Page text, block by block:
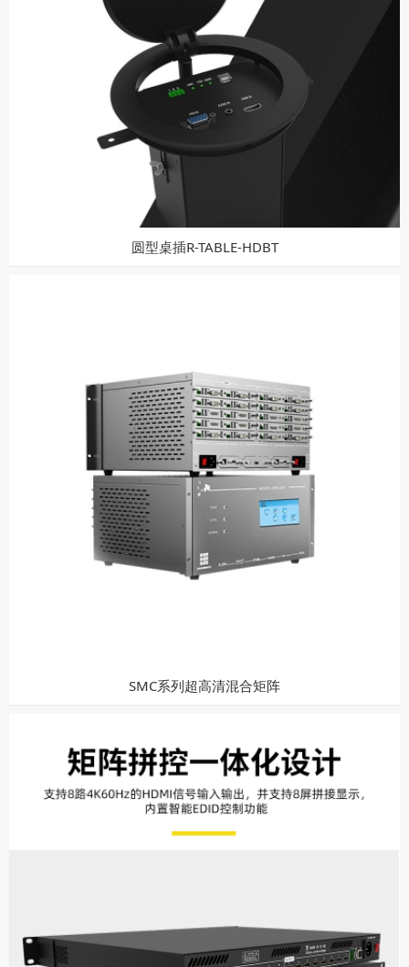
圆型桌插R-TABLE-HDBT
SMC系列超高清混合矩阵